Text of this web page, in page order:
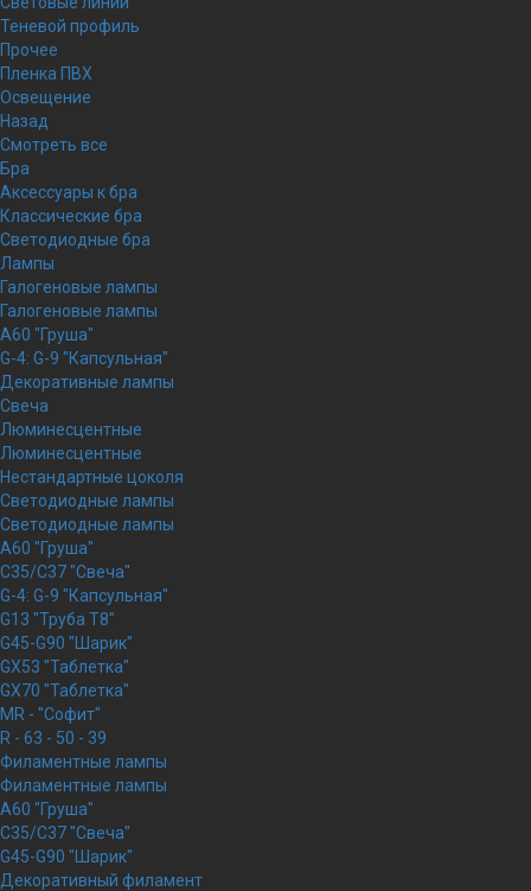
Теневой профиль
Прочее
Пленка ПВХ
Освещение
Назад
Смотреть все
Бра
Аксессуары к бра
Классические бра
Светодиодные бра
Лампы
Галогеновые лампы
Галогеновые лампы
A60 "Груша"
G-4: G-9 "Капсульная"
Декоративные лампы
Свеча
Люминесцентные
Люминесцентные
Нестандартные цоколя
Светодиодные лампы
Светодиодные лампы
A60 "Груша"
C35/C37 "Свеча"
G-4: G-9 "Капсульная"
G13 "Труба Т8"
G45-G90 "Шарик"
GX53 "Таблетка"
GX70 "Таблетка"
MR - "Софит"
R - 63 - 50 - 39
Филаментные лампы
Филаментные лампы
A60 "Груша"
C35/C37 "Свеча"
G45-G90 "Шарик"
Декоративный филамент